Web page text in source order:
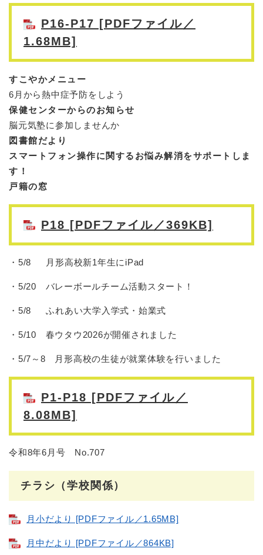
P16-P17 [PDFファイル／
1.68MB]
すこやかメニュー
6月から熱中症予防をしよう
保健センターからのお知らせ
脳元気塾に参加しませんか
図書館だより
スマートフォン操作に関するお悩み解消をサポートしま
す！
戸籍の窓
P18 [PDFファイル／369KB]
・5/8 月形高校新1年生にiPad
・5/20 バレーボールチーム活動スタート！
・5/8 ふれあい大学入学式・始業式
・5/10 春ウタウ2026が開催されました
・5/7～8 月形高校の生徒が就業体験を行いました
P1-P18 [PDFファイル／
8.08MB]
令和8年6月号 No.707
チラシ（学校関係）
月小だより [PDFファイル／1.65MB]
月中だより [PDFファイル／864KB]